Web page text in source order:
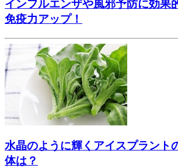
インフルエンザや風邪予防に効果
免疫力アップ！
水晶のように輝くアイスプラント
体は？